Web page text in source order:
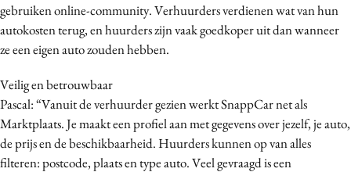
Influencer marketing
Interne communicatie
Martech
Media
Merkstrategie
PR
Programmatic
gebruiken online-community. Verhuurders verdienen wat van hun
autokosten terug, en huurders zijn vaak goedkoper uit dan wanneer
ze een eigen auto zouden hebben.
Veilig en betrouwbaar
Pascal: “Vanuit de verhuurder gezien werkt SnappCar net als
Marktplaats. Je maakt een profiel aan met gegevens over jezelf, je auto,
de prijs en de beschikbaarheid. Huurders kunnen op van alles
filteren: postcode, plaats en type auto. Veel gevraagd is een